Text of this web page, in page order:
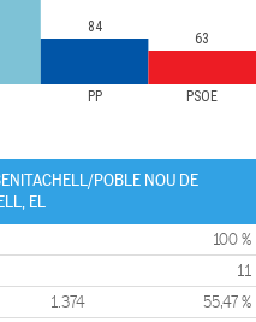
PP PSOE
84
63
POBLE NOU DE
EL
100 %
11
1.374 55,47 %